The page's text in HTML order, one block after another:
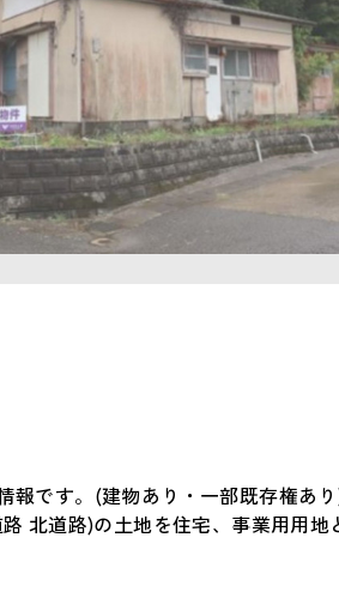
報です。(建物あり・一部既存権あ
北道路)の土地を住宅、事業用用地